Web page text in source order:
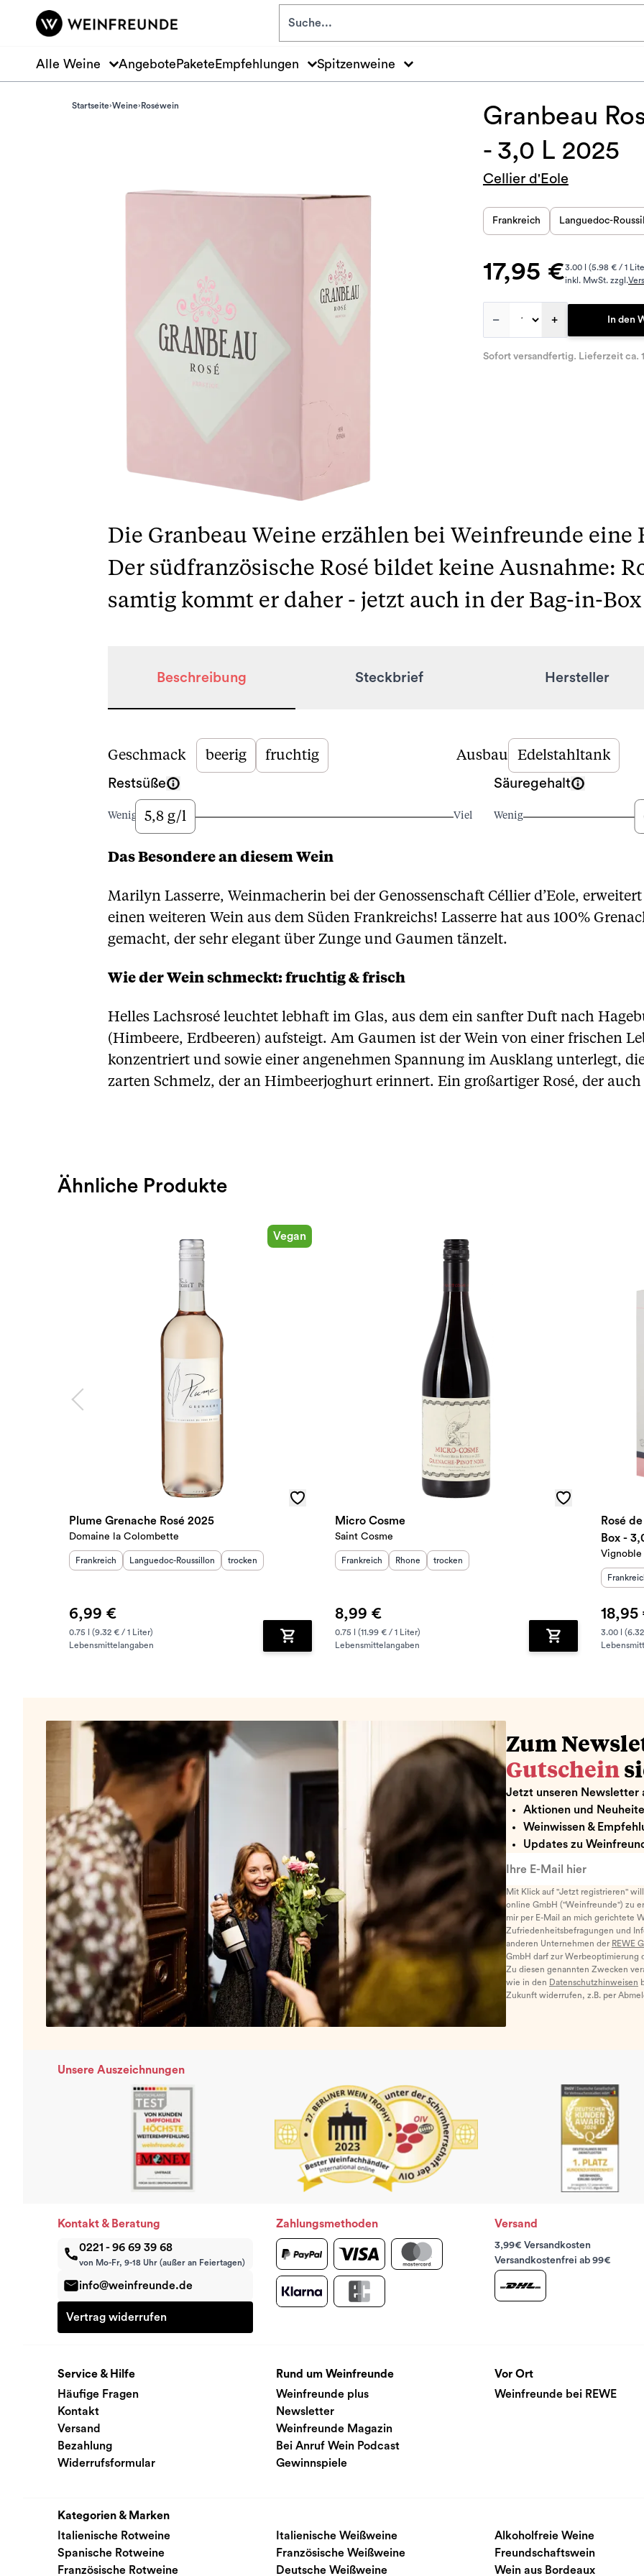
Zum Hauptinhalt springen
Alle Weine Angebote Pakete Empfehlungen Spitzenweine
Startseite Weine Roséwein
Granbeau
- 3,0 L 2025
Cellier d'Eole
Frankreich Languedoc-
17,95 €3.00 l (5.98 € / 1
inkl. MwSt. zzgl.
– + In den
Sofort versandfertig. Lieferzeit ca.
Die Granbeau Weine erzählen bei Weinfreunde eine
Der südfranzösische Rosé bildet keine Ausnahme:
samtig kommt er daher - jetzt auch in der Bag-in-Box
Beschreibung Steckbrief Hersteller
Beschreibung
Geschmack beerig fruchtig Ausbau Edelstahltank
Restsüße
Wenig 5,8 g/l Viel
Säuregehalt
Wenig
Das Besondere an diesem Wein
Marilyn Lasserre, Weinmacherin bei der Genossenschaft Céllier d’Eole,
einen weiteren Wein aus dem Süden Frankreichs! Lasserre hat aus 100%
gemacht, der sehr elegant über Zunge und Gaumen tänzelt.
Wie der Wein schmeckt: fruchtig & frisch
Helles Lachsrosé leuchtet lebhaft im Glas, aus dem ein sanfter Duft nach
(Himbeere, Erdbeeren) aufsteigt. Am Gaumen ist der Wein von einer frischen
konzentriert und sowie einer angenehmen Spannung im Ausklang unterlegt,
zarten Schmelz, der an Himbeerjoghurt erinnert. Ein großartiger Rosé, der
Ähnliche Produkte
Vegan
Plume Grenache Rosé 2025
Domaine la Colombette
Herkunftsland :
Frankreich Herkunftsregion:
Languedoc-Roussillon Geschmack
trocken
6,99 €
0.75 l (9.32 € / 1 Liter)
Lebensmittelangaben
Zum Warenkorb hinzufügen
Micro Cosme
Saint Cosme
Herkunftsland :
Frankreich Herkunftsregion:
Rhone Geschmack
trocken
8,99 €
0.75 l (11.99 € / 1 Liter)
Lebensmittelangaben
Zum Warenkorb
Rosé
Vignoble
18,95
3.00 l
Zum
Gutschein
Jetzt unseren Newsletter
Aktionen und
Weinwissen &
Updates zu
Mit Klick auf "Jetzt registrieren"
online GmbH ("Weinfreunde") zu
mir per E-Mail an mich gerichtete
Zufriedenheitsbefragungen und
anderen Unternehmen der REWE
GmbH darf zur Werbeoptimierung
Zu diesen genannten Zwecken
wie in den Datenschutzhinweisen
Zukunft widerrufen, z.B. per
Unsere Auszeichnungen
Kontakt & Beratung
0221 - 96 69 39 68
von Mo-Fr, 9-18 Uhr (außer an Feiertagen)
info@weinfreunde.de
Vertrag widerrufen
Zahlungsmethoden Versand
3,99€ Versandkosten
Versandkostenfrei ab 99€
Service & Hilfe
Häufige Fragen
Kontakt
Versand
Bezahlung
Widerrufsformular
Rund um Weinfreunde
Weinfreunde plus
Newsletter
Weinfreunde Magazin
Bei Anruf Wein Podcast
Gewinnspiele
Vor Ort
Weinfreunde bei REWE
Kategorien & Marken
Italienische Rotweine
Spanische Rotweine
Französische Rotweine
Italienische Weißweine
Französische Weißweine
Deutsche Weißweine
Alkoholfreie Weine
Freundschaftswein
Wein aus Bordeaux